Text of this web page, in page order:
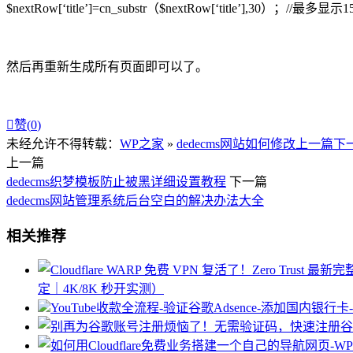
$nextRow[‘title’]=cn_substr（$nextRow[‘title’],30）；//最多显示
然后再重新生成所有页面即可以了。
赞(0)
未经允许不得转载： WP之家 » dedecms网站如何修改上一篇下
上一篇
dedecms织梦模板防止被黑详细设置教程 下一篇
dedecms网站管理系统后台空白的解决办法大全
相关推荐
定｜4K/8K 秒开实测）
YouTube收款全流程-验证谷歌Adsence-添加国内银行